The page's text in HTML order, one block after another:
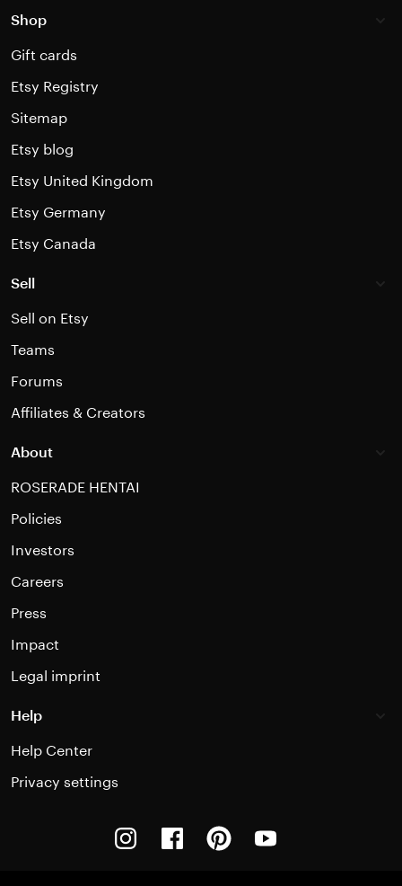
Shop
Gift cards
Etsy Registry
Sitemap
Etsy blog
Etsy United Kingdom
Etsy Germany
Etsy Canada
Sell
Sell on Etsy
Teams
Forums
Affiliates & Creators
About
ROSERADE HENTAI
Policies
Investors
Careers
Press
Impact
Legal imprint
Help
Help Center
Privacy settings
InstagramFacebookPinterest